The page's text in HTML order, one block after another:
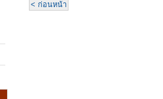
< ก่อนหน้า